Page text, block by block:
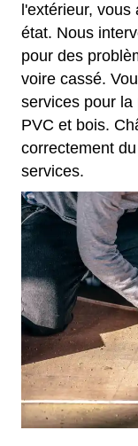
l'extérieur,
état. Nous
pour des
voire cassé.
services pour la
PVC et bois.
correctement
services.